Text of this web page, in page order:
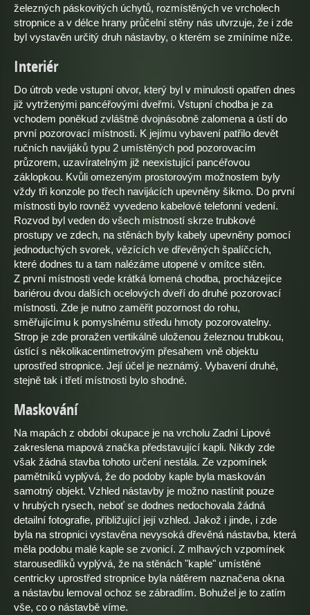
železných páskovitých úchytů, rozmístěných ve vrcholech
stropnice a v délce hrany průčelní stěny nás utvrzuje, že i zde
byl vystavěn určitý druh nástavby, o kterém se zmíníme níže.
Interiér
Do útrob vede vstupní otvor, který byl v minulosti opatřen dnes
již vytrženými pancéřovými dveřmi. Vstupní chodba je za
vchodem poněkud zvláštně dvojnásobně zalomena a ústí do
první pozorovací místnosti. K jejímu vybavení patřilo devět
ručních navijáků typu 2 umístěných pod pozorovacím
průzorem, uzavíratelným již neexistující pancéřovou
záklopkou. Kvůli omezeným prostorovým možnostem byly
vždy tři konzole po třech navijácích upevněny šikmo. Do první
místnosti bylo rovněž vyvedeno kabelové telefonní vedení.
Rozvod byl veden do všech místností skrze trubkové
prostupy ve zdech, na stěnách byly kabely upevněny pomocí
jednoduchých svorek, vězících ve dřevěných špalíčcích,
které dodnes tu a tam nalézáme utopené v omítce stěn.
Z první místnosti vede krátká lomená chodba, procházejíce
bariérou dvou dalších ocelových dveří do druhé pozorovací
místnosti. Zde je nutno zaměřit pozornost do rohu,
směřujícímu k pomyslnému středu hmoty pozorovatelny.
Strop je zde proražen vertikálně uloženou železnou trubkou,
ústící s několikacentimetrovým přesahem vně objektu
uprostřed stropnice. Její účel je neznámý. Vybavení druhé,
stejně tak i třetí místnosti bylo shodné.
Maskování
Na mapách z období okupace je na vrcholu Zadní Lipové
zakreslena mapová značka představující kapli. Nikdy zde
však žádná stavba tohoto určení nestála. Ze vzpomínek
pamětníků vyplývá, že do podoby kaple byla maskován
samotný objekt. Vzhled nástavby je možno nastínit pouze
v hrubých rysech, neboť se dodnes nedochovala žádná
detailní fotografie, přibližující její vzhled. Jakož i jinde, i zde
byla na stropnici vystavěna nevysoká dřevěná nástavba, která
měla podobu malé kaple se zvonicí. Z mlhavých vzpomínek
starousedlíků vyplývá, že na stěnách "kaple" umístěné
centricky uprostřed stropnice byla nátěrem naznačena okna
a nástavbu lemoval ochoz se zábradlím. Bohužel je to zatím
vše, co o nástavbě víme.